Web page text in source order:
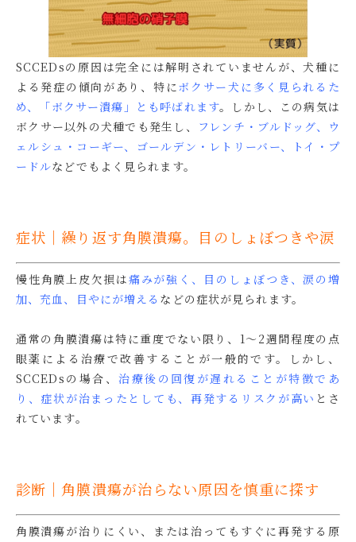
SCCEDsの原因は完全には解明されていませんが、犬種に
よる発症の傾向があり、特にボクサー犬に多く見られるた
め、「ボクサー潰瘍」とも呼ばれます。しかし、この病気は
ボクサー以外の犬種でも発生し、
フレンチ・ブルドッグ、ウ
ェルシュ・コーギー、ゴールデン・レトリーバー、トイ・プ
ードルなどでもよく見られます。
症状｜繰り返す角膜潰瘍。目のしょぼつきや涙
慢性角膜上皮欠損は痛みが強く、目のしょぼつき、涙 の増
加、充血、目やにが増える などの症状が見られます。
通常の角膜潰瘍は特に重度でない限り、1〜2週間程度の点
眼薬による治療で改善することが一般的です。しかし 、
SCCEDsの場合、治療後の回復が遅れることが特徴であ
り、症状が治まったとしても、再発するリスクが高い とさ
れています。
診断｜角膜潰瘍が治らない原因を慎重に探す
角膜潰瘍が治りにくい、または治ってもすぐに再発する原